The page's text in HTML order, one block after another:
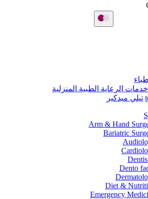
خدمات الرعاية الطبية المنزلية
تيلي ميدكير
Arm & Hand
Bariatric
Dento
Diet &
Emergency